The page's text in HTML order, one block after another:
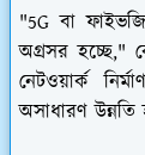
"5G বা
অগ্রসর হচ্ছে,"
নেটওয়ার্ক
অসাধারণ উন্নতি